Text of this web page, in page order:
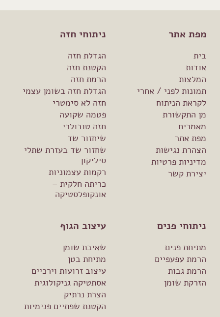
מפת אתר
בית
אודות
המלצות
תמונות לפני / אחרי
לקראת הניתוח
מן התקשורת
מאמרים
מפת אתר
הצהרת נגישות
מדיניות פרטיות
יצירת קשר
ניתוחי חזה
הגדלת חזה
הקטנת חזה
הרמת חזה
הגדלת חזה בשומן עצמי
חזה לא סימטרי
פטמה שקועה
חזה טובולרי
שיחזור שד
שחזור שד בעזרת שתלי
סיליקון
רקמות עצמוניות
כריתה חלקית –
אונקופלסטיקה
ניתוחי פנים
מתיחת פנים
הרמת עפעפיים
הרמת גבות
הזרקת שומן
עיצוב הגוף
שאיבת שומן
מתיחת בטן
עיצוב זרועות וירכיים
אסתטיקה גניקולוגית
הצרת נרתיק
הקטנת שפתיים פנימיות